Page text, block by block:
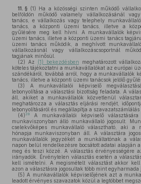
11. § (1) Ha a közösségi szinten működő
belföldön működő valamely vállalkozásánál
tanács, e vállalkozás vagy telephely
tanács, a központi üzemi tanács, illetve a
gyűlésére meg kell hívni. A munkavállalók
üzemi tanács, illetve a központi üzemi tanács
üzemi tanács működik, a meghívott
vállalkozásnál vagy vállalkozáscsoportnál
tagjának minősül.
(2) Az (1) bekezdésben meghatározott
köteles tájékoztatni a munkavállalókat az európai
szándékáról, továbbá arról, hogy a munkavállalók
tanács, illetve a központi üzemi tanácsok jelölő
(3) A munkavállalói képviselő
lebonyolítása a választási bizottság feladata. A
áll, akiket a munkavállalók közvetlenül
meghatározza a választás eljárási rendjét,
lebonyolításáról és megállapítja a szavazatszámlálás
(4) 28
A munkavállalói képviselő
munkaviszonyban álló munkavállaló jogosult.
cselekvőképes munkavállaló választható, aki a
hónapja munkaviszonyban áll. A választára
munkavállalók jegyzékét a munkáltatónak a
napon belül rendelkezésre bocsátott adatai alapján
meg és teszi közzé. A választás érvényességére
irányadók. Érvénytelen választás esetén a
kell ismételni. A megismételt választást akkor
azon a választásra jogosultak több mint egyharmada
(5) A munkavállalók képviselőjének azt a
leadott érvényes szavazatok közül a legtöbbet